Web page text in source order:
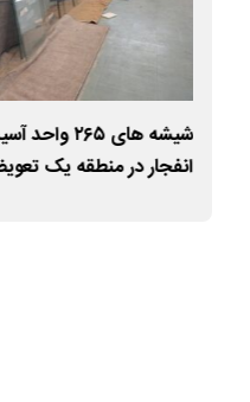
شیشه های
انفجار در منطقه یک